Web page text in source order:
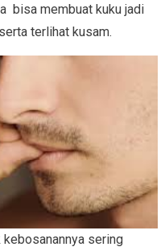
bisa membuat kuku jadi
terlihat kusam.
sering